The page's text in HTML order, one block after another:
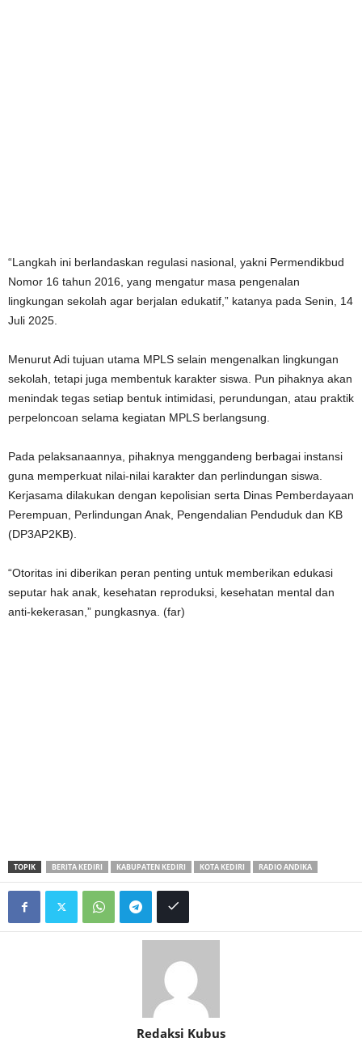
“Langkah ini berlandaskan regulasi nasional, yakni Permendikbud
Nomor 16 tahun 2016, yang mengatur masa pengenalan
lingkungan sekolah agar berjalan edukatif,” katanya pada Senin, 14
Juli 2025.
Menurut Adi tujuan utama MPLS selain mengenalkan lingkungan
sekolah, tetapi juga membentuk karakter siswa. Pun pihaknya akan
menindak tegas setiap bentuk intimidasi, perundungan, atau praktik
perpeloncoan selama kegiatan MPLS berlangsung.
Pada pelaksanaannya, pihaknya menggandeng berbagai instansi
guna memperkuat nilai-nilai karakter dan perlindungan siswa.
Kerjasama dilakukan dengan kepolisian serta Dinas Pemberdayaan
Perempuan, Perlindungan Anak, Pengendalian Penduduk dan KB
(DP3AP2KB).
“Otoritas ini diberikan peran penting untuk memberikan edukasi
seputar hak anak, kesehatan reproduksi, kesehatan mental dan
anti-kekerasan,” pungkasnya. (far)
TOPIK BERITA KEDIRI KABUPATEN KEDIRI KOTA KEDIRI RADIO ANDIKA
Redaksi Kubus